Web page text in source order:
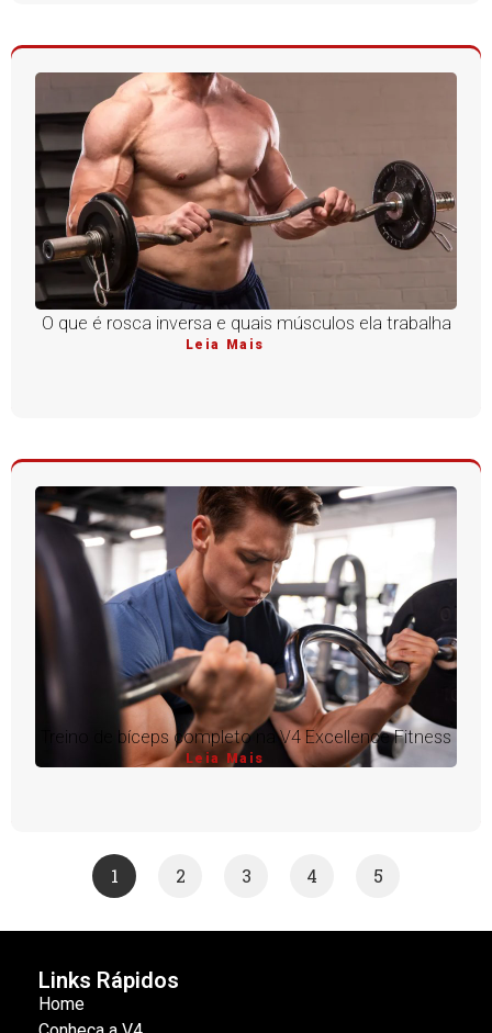
O que é rosca inversa e quais músculos ela trabalha
Leia Mais
Treino de bíceps completo na V4 Excellence Fitness
Leia Mais
1 2 3 4 5
Links Rápidos
Home